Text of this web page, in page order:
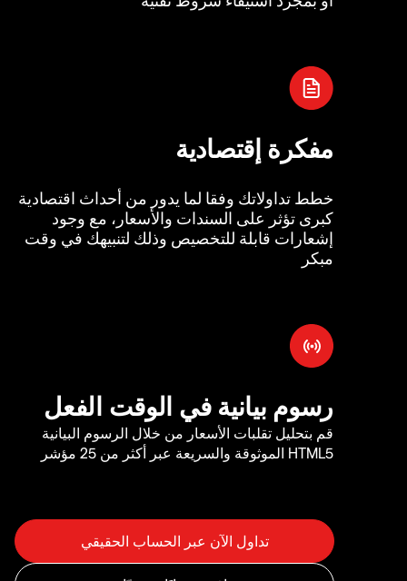
مفكرة إقتصادية
خطط تداولاتك وفقا لما يدور من أحداث اقتصادية
كبرى تؤثر على السندات والأسعار، مع وجود
إشعارات قابلة للتخصيص وذلك لتنبيهك في وقت
مبكر
رسوم بيانية في الوقت الفعل
قم بتحليل تقلبات الأسعار من خلال الرسوم البيانية
HTML5 الموثوقة والسريعة عبر أكثر من 25 مؤشر